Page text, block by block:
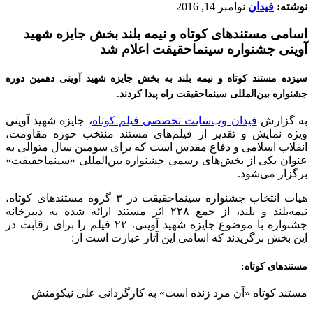
نوشته: فیدان نوامبر 14, 2016
اسامی مستندهای کوتاه و نیمه بلند بخش جایزه شهید
آوینی جشنواره سینماحقیقت اعلام شد
سیزده مستند کوتاه و نیمه بلند به بخش جایزه شهید آوینی دهمین دوره
جشنواره بین‌المللی سینماحقیقت راه پیدا کردند.
به گزارش فیدان وب‌سایت تخصصی فیلم کوتاه، جایزه شهید آوینی
ویژه‌ نمایش و تقدیر از فیلم‌های مستند منتخب حوزه‌ مقاومت،
انقلاب اسلامی و دفاع مقدس است که برای سومین سال متوالی به
عنوان یکی از بخش‌های رسمی جشنواره بین‌المللی «سینماحقیقت»
برگزار می‌شود.
هیات انتخاب جشنواره سینماحقیقت در ۳ گروه مستندهای کوتاه،
نیمه‌بلند و بلند، از جمع ۲۲۸ اثر مستند ارائه شده به دبیرخانه
جشنواره با موضوع جایزه شهید آوینی، ۲۲ فیلم را برای رقابت در
این بخش برگزیدند که اسامی این آثار عبارت است از:
مستندهای کوتاه:
مستند کوتاه «آن مرد زنده ‎است» به کارگردانی علی نیکومنش